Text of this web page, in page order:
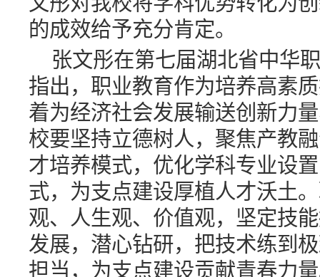
的成效给予充分肯定。
张文彤在第七届湖北省中华
指出，职业教育作为培养高素
着为经济社会发展输送创新力
校要坚持立德树人，聚焦产教
才培养模式，优化学科专业设
式，为支点建设厚植人才沃土
观、人生观、价值观，坚定技
发展，潜心钻研，把技术练到
担当，为支点建设贡献青春力